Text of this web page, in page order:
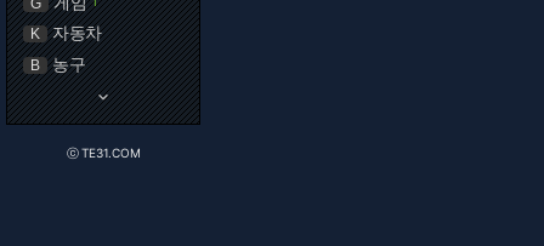
G
K 자동차
B 농구
keyboard_arrow_down
ⓒ TE31.COM